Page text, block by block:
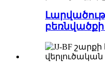
բեռնվածքի